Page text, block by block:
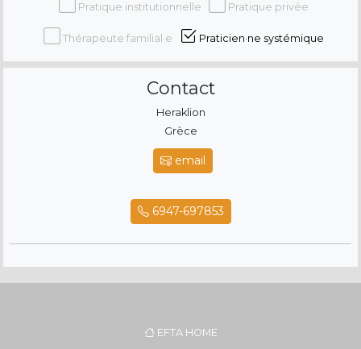
Pratique institutionnelle Pratique privée
Thérapeute familial·e Praticien·ne systémique
Contact
Heraklion
Grèce
email
6947-697853
EFTA HOME